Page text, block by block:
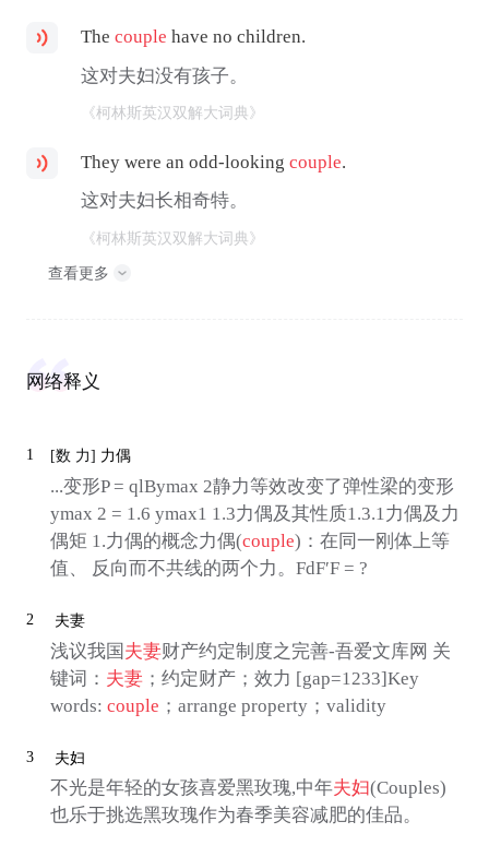
Thecouple have no children.
这对夫妇没有孩子。
《柯林斯英汉双解大词典》
They were an odd-lookingcouple.
这对夫妇长相奇特。
《柯林斯英汉双解大词典》
查看更多
网络释义
1 [数 力] 力偶
...变形P = qlBymax 2静力等效改变了弹性梁的变形
ymax 2 = 1.6 ymax1 1.3力偶及其性质1.3.1力偶及力
偶矩 1.力偶的概念力偶(couple)：在同一刚体上等
值、 反向而不共线的两个力。FdF′F = ?
2 夫妻
浅议我国 夫妻财产约定制度之完善-吾爱文库网 关
键词： 夫妻；约定财产；效力 [gap=1233]Key
words: couple ；arrange property；validity
3 夫妇
不光是年轻的女孩喜爱黑玫瑰,中年夫妇(Couples)
也乐于挑选黑玫瑰作为春季美容减肥的佳品。